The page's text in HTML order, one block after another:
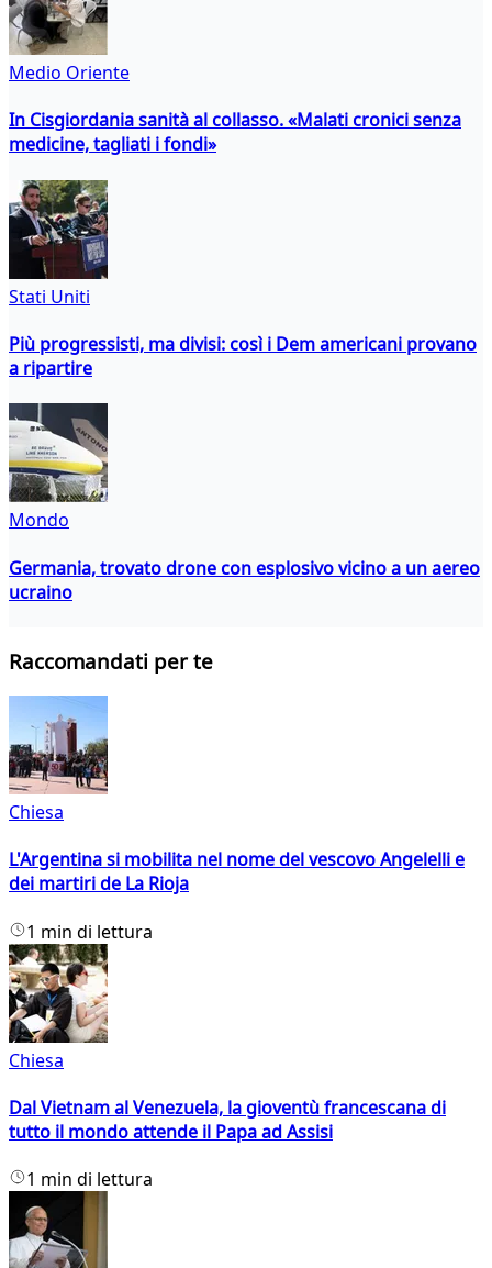
Medio Oriente
In Cisgiordania sanità al collasso. «Malati cronici senza
medicine, tagliati i fondi»
Stati Uniti
Più progressisti, ma divisi: così i Dem americani provano
a ripartire
Mondo
Germania, trovato drone con esplosivo vicino a un aereo
ucraino
Raccomandati per te
Chiesa
L'Argentina si mobilita nel nome del vescovo Angelelli e
dei martiri de La Rioja
1 min di lettura
Chiesa
Dal Vietnam al Venezuela, la gioventù francescana di
tutto il mondo attende il Papa ad Assisi
1 min di lettura